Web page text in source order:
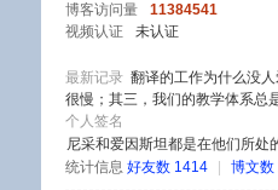
博客访问量
11384541
视频认证
未认证
最新记录 翻译的工作为什么没
很慢；其三，我们的教学体系总
个人签名
尼采和爱因斯坦都是在他们所处
统计信息 好友数 1414 博文